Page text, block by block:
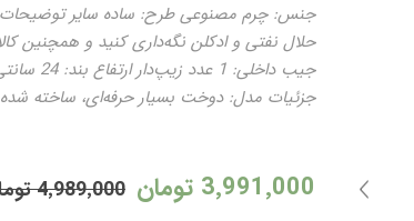
جنس: چرم مصنوعی طرح: ساده سایر توضیحات:
حلال نفتی و ادکلن نگه‌داری کنید و همچنین
جزئیات مدل: دوخت بسیار حرفه‌ای، ساخته
4٬989٬000 تومان 3٬991٬000 تومان